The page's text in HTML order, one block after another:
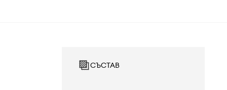
СЪСТАВ